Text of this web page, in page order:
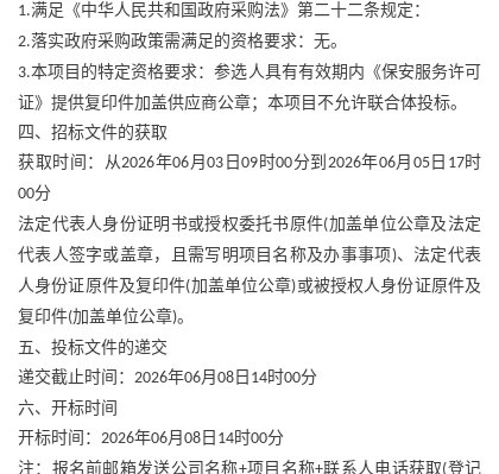
1.满足《中华人民共和国政府采购法》第二十二条规定：
2.落实政府采购政策需满足的资格要求：无。
3.本项目的特定资格要求：参选人具有有效期内《保安服务许可
证》提供复印件加盖供应商公章；本项目不允许联合体投标。
四、招标文件的获取
获取时间：从2026年06月 03 日 09 时00分到 2026年06月 05日 17时
00分
法定代表人身份证明书或授权委托书原件(加盖单位公章及法定
代表人签字或盖章，且需写明项目名称及办事事项 )、法定代表
人身份证原件及复印件(加盖单位公章)或被授权人身份证原件及
复印件(加盖单位公章)。
五、投标文件的递交
递交截止时间： 2026年06月 08 日 14时00分
六、开标时间
开标时间： 2026年06月 08 日 14时00分
注：报名前邮箱发送公司名称+项目名称+联系人电话获取(登记